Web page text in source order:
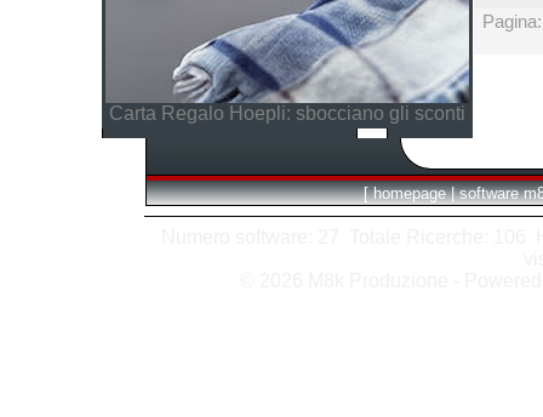
Carta Regalo Hoepli: sbocciano gli sconti
[ homepage | software